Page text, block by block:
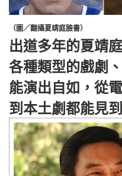
（圖／翻攝夏靖庭臉書）
出道多年的夏靖
各種類型的戲劇
能演出自如，從
到本土劇都能見